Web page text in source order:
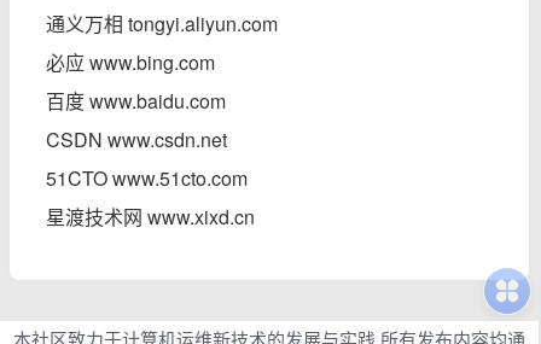
通义万相 tongyi.aliyun.com
必应 www.bing.com
百度 www.baidu.com
CSDN www.csdn.net
51CTO www.51cto.com
星渡技术网 www.xixd.cn
本社区致力于计算机运维新技术的发展与实践 所有发布内容均通